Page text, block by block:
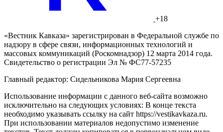
+18
«Вестник Кавказа» зарегистрирован в Федеральной службе по
надзору в сфере связи, информационных технологий и
массовых коммуникаций (Роскомнадзор) 12 марта 2014 года.
Свидетельство о регистрации Эл № ФС77-57235
Главный редактор: Сидельникова Мария Сергеевна
Использование информации с данного веб-сайта возможно
исключительно на следующих условиях: В конце текста
необходимо указывать ссылку на сайт https://vestikavkaza.ru.
При использовании материалов недопустимо изменение